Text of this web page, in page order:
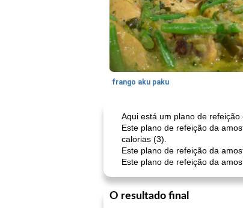
frango aku paku
Aqui está um plano de
Este plano de refeição da
calorias (3).
Este plano de refeição da
Este plano de refeição da
O resultado final